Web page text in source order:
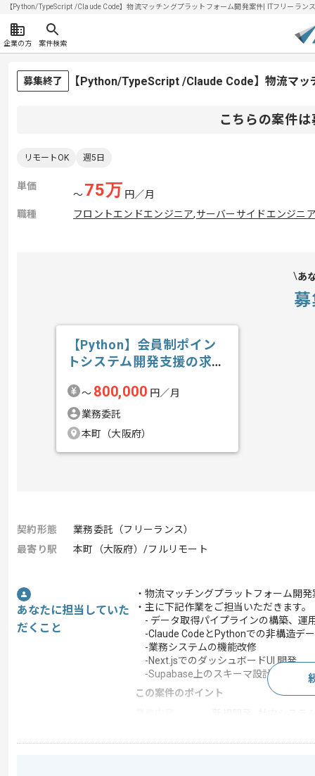
【Python/TypeScript /Claude Code】物流マッチングプラットフォーム開発案件| ITフリーラ
企業の方 案件検索
募集終了 【Python/TypeScript /Claude Code】物流マ
こちらの案件
リモートOK 週5日
単価
〜75万 円／月
職種
フロントエンドエンジニア,サーバーサイドエンジニ
あ
【Python】会員制ポイン
トシステム開発支援の求
〜 800,000 円／月
業務委託
本町（大阪府）
契約形態
業務委託（フリーランス）
最寄り駅
本町（大阪府）/フルリモート
あなたに担当していた
だくこと
・物流マッチングプラットフォーム開
・主に下記作業をご担当いただきます。
- データ取得パイプラインの構築、運
-Claude CodeとPythonでの非構造デ
-業務システムの機能改修
-Next.jsでのダッシュボードUI 開発
-Supabase上のスキーマ設計、バッチ
この案件のポイント